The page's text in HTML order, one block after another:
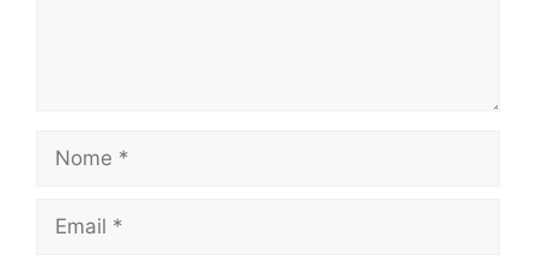
Nome
Email